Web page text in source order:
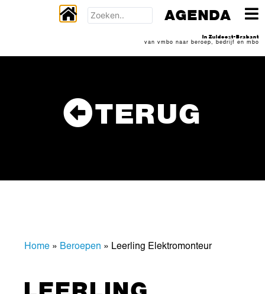
TERUG
Home » Beroepen » Leerling Elektromonteur
AGENDA
In Zuidoost-Brabant
van vmbo naar beroep, bedrijf en mbo